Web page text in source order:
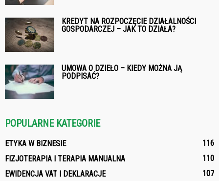
KREDYT NA ROZPOCZĘCIE DZIAŁALNOŚCI
GOSPODARCZEJ – JAK TO DZIAŁA?
UMOWA O DZIEŁO – KIEDY MOŻNA JĄ
PODPISAĆ?
POPULARNE KATEGORIE
ETYKA W BIZNESIE
116
FIZJOTERAPIA I TERAPIA MANUALNA
110
EWIDENCJA VAT I DEKLARACJE
107